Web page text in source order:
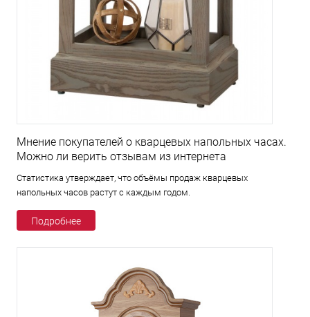
Мнение покупателей о кварцевых напольных часах.
Можно ли верить отзывам из интернета
Статистика утверждает, что объёмы продаж кварцевых
напольных часов растут с каждым годом.
Подробнее